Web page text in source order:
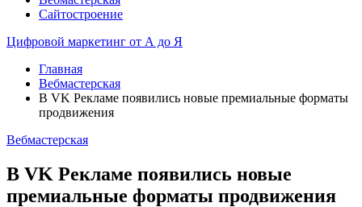
Сайтостроение
Цифровой маркетинг от А до Я
Главная
Вебмастерская
В VK Рекламе появились новые премиальные форматы
продвижения
Вебмастерская
В VK Рекламе появились новые
премиальные форматы продвижения